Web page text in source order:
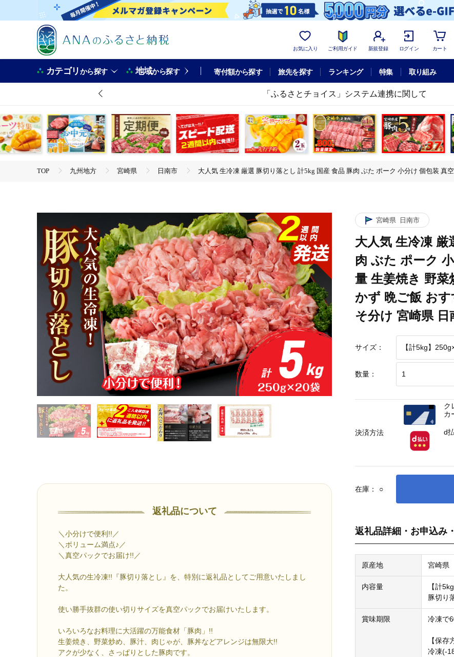
お気に入り ご利用ガイド 新規登録 ログイン カート
カテゴリから探す 地域から探す 寄付額から探す 旅先を探す ランキング 特集 取り組み
「ふるさとチョイス」システム連携に関して
TOP 九州地方 宮崎県 日南市
大人気 生冷凍 厳選 豚切り落とし 計5kg 国産 食品 豚肉 ぶた ポーク 小分け 個包装
大人気 生冷凍 厳選 豚切り落とし 計5kg 国産 食品 豚肉 ぶた ポーク 小分け 個包装 真空パック 便利 大容量 生姜焼き 野菜炒め 豚汁 肉じゃが
すそ分け 宮崎県 日南市 送料無料_DB45-26-2W
TOP
肉 豚肉
すき焼き(豚肉)
大人気 生冷凍 厳選 豚切り落とし 計5kg 国産 食品 豚肉 ぶた ポーク 小分け 個包装 真空パック 便利 大容量 生姜焼き 野菜炒め 豚汁 肉じゃ
すそ分け 宮崎県 日南市 送料無料_DB45-26-2W
TOP
肉 豚肉
しゃぶしゃぶ(豚肉)
大人気 生冷凍 厳選 豚切り落とし 計5kg 国産 食品 豚肉 ぶた ポーク 小分け 個包装 真空パック 便利 大容量 生姜焼き 野菜炒め 豚汁 肉じゃ
すそ分け 宮崎県 日南市 送料無料_DB45-26-2W
豚肉
焼肉(豚肉)
大人気 生冷凍 厳選 豚切り落とし 計5kg 国産 食品 豚肉 ぶた ポーク 小分け 個包装 真空パック 便利 大容量 生姜焼き 野菜炒め 豚汁 肉じゃが
すそ分け 宮崎県 日南市 送料無料_DB45-26-2W
返礼品について
＼小分けで便利!!／
＼ボリューム満点♪／
＼真空パックでお届け!!／
大人気の生冷凍!!『豚切り落とし』を、特別に返礼品としてご用意いたしまし
た。
使い勝手抜群の使い切りサイズを真空パックでお届けいたします。
いろいろなお料理に大活躍の万能食材「豚肉」!!
生姜焼き、野菜炒め、豚汁、肉じゃが、豚丼などアレンジは無限大!!
アクが少なく、さっぱりとした豚肉です。
宮崎県 日南市
大人気 生冷凍
肉 ぶた ポーク
量 生姜焼き 野
かず 晩ご飯 お
そ分け 宮崎県 日
サイズ：
数量：
在庫： ○
返礼品詳細・お申込み
原産地 宮崎県
内容量
【計5kg
豚切り
賞味期限 冷凍で
【保存
冷凍(-
決済方法
ク
カ
d